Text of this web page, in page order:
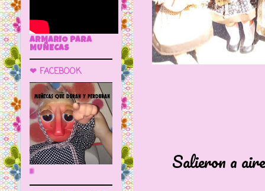
Salieron a
ARMARIO PARA
MUÑECAS
❤ FACEBOOK
🌼 LA CUEVA DE LAS MUÑECAS